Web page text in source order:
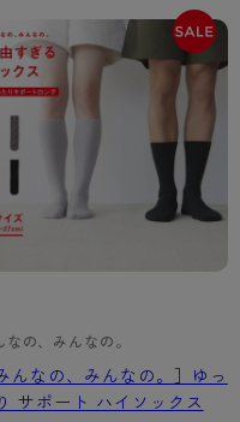
なの、みんなの。
みんなの、みんなの。］ゆっ
サポート ハイソックス